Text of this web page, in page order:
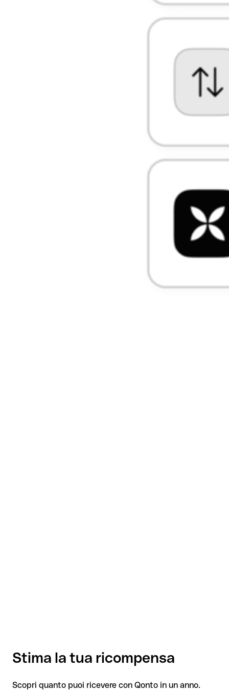
Stima la tua ricompensa
Scopri quanto puoi ricevere con Qonto in un anno.